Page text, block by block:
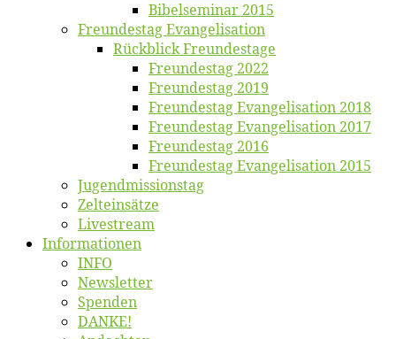
Bibelsemi­nar 2015
Freun­des­tag Evangelisation
Rück­blick Freundestage
Freun­des­tag 2022
Freun­des­tag 2019
Freun­des­tag Evan­ge­li­sa­ti­on 2018
Freun­des­tag Evan­ge­li­sa­ti­on 2017
Freun­des­tag 2016
Freun­des­tag Evan­ge­li­sa­ti­on 2015
Jugend­mis­sions­tag
Zelt­ein­sät­ze
Live­stream
Informatio­nen
INFO
News­let­ter
Spen­den
DANKE!